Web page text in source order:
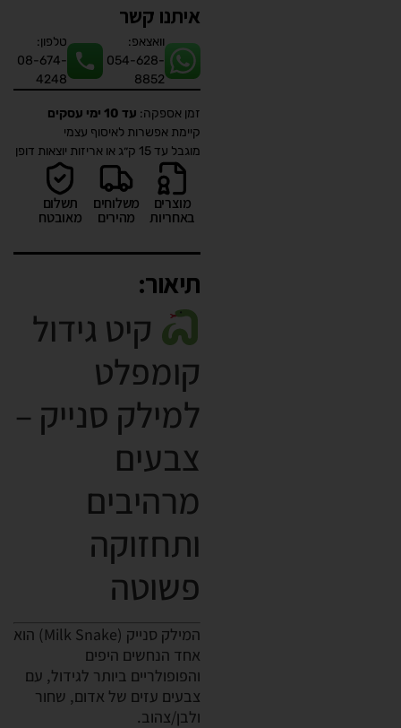
איתנו קשר
וואצאפ:
054-628-
8852
טלפון:
08-674-
4248
זמן אספקה: עד 10 ימי עסקים
קיימת אפשרות לאיסוף עצמי
מוגבל עד 15 ק״ג או אריזות יוצאות דופן
מוצרים
באחריות
משלוחים
מהירים
תשלום
מאובטח
תיאור:
קיט גידול
קומפלט
למילק סנייק –
צבעים
מרהיבים
ותחזוקה
פשוטה
המילק סנייק (Milk Snake) הוא
אחד הנחשים היפים
והפופולריים ביותר לגידול, עם
צבעים עזים של אדום, שחור
ולבן/צהוב.